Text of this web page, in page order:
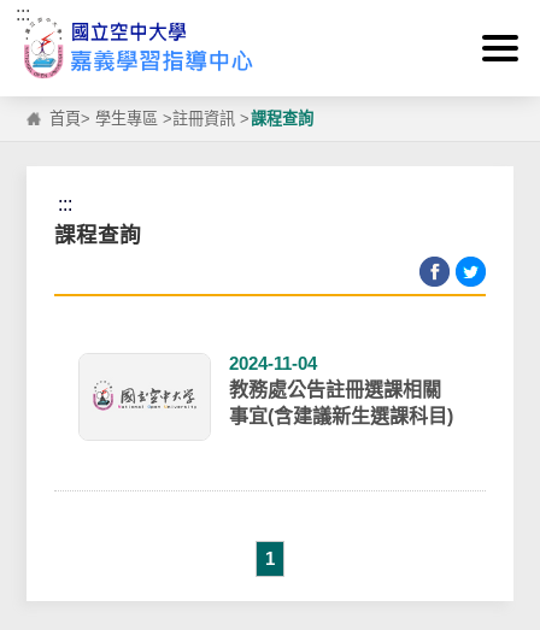
跳到主要內容區塊
:::
首頁>學生專區 >註冊資訊 >課程查詢
:::
課程查詢
2024-11-04
教務處公告註冊選課相關
事宜(含建議新生選課科目)
1